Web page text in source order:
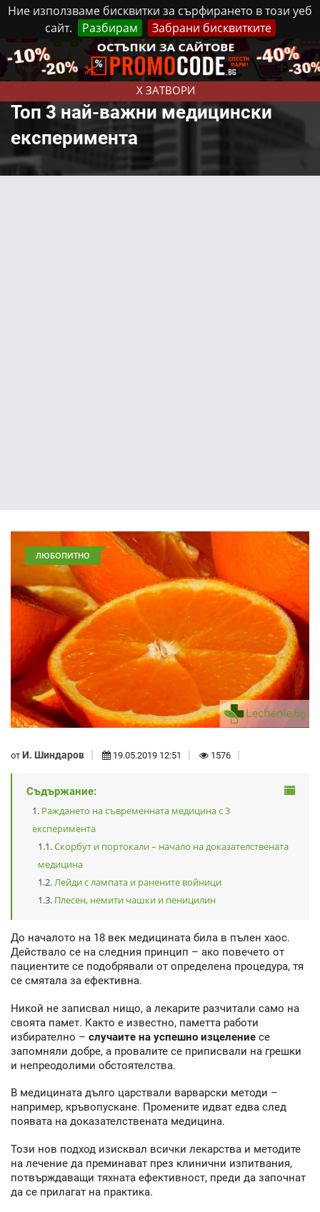
Ние използваме бисквитки за сърфирането в този уеб
сайт.
Разбирам Забрани бисквитките
X ЗАТВОРИ
Събота, 8 Август, 2026 Реклама Контакти
Топ 3 най-важни медицински
експеримента
ЛЮБОПИТНО
от И. Шиндаров 19.05.2019 12:51 1576
Съдържание:
Раждането на съвременната медицина с 3
експеримента
Скорбут и портокали – начало на доказателствената
медицина
Лейди с лампата и ранените войници
Плесен, немити чашки и пеницилин
До началото на 18 век медицината била в пълен хаос.
Действало се на следния принцип – ако повечето от
пациентите се подобрявали от определена процедура, тя
се смятала за ефективна.
Никой не записвал нищо, а лекарите разчитали само на
своята памет. Както е известно, паметта работи
избирателно – случаите на успешно изцеление се
запомняли добре, а провалите се приписвали на грешки
и непреодолими обстоятелства.
В медицината дълго царствали варварски методи –
например, кръвопускане. Промените идват едва след
появата на доказателствената медицина.
Този нов подход изисквал всички лекарства и методите
на лечение да преминават през клинични изпитвания,
потвърждаващи тяхната ефективност, преди да започнат
да се прилагат на практика.